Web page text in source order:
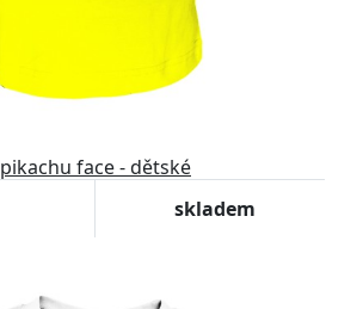
pikachu face - dětské
skladem